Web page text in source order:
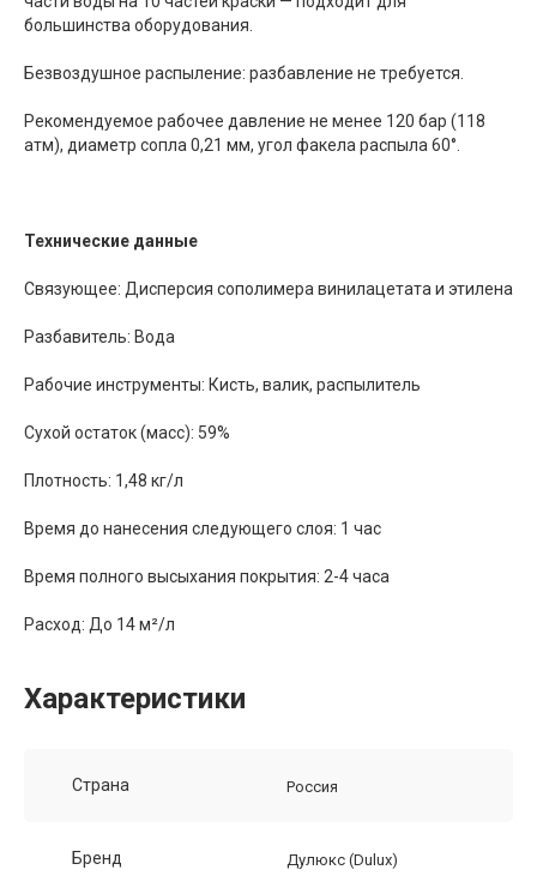
большинства оборудования.
Безвоздушное распыление: разбавление не требуется.
Рекомендуемое рабочее давление не менее 120 бар (118
атм), диаметр сопла 0,21 мм, угол факела распыла 60°.
Технические данные
Связующее: Дисперсия сополимера винилацетата и этилена
Разбавитель: Вода
Рабочие инструменты: Кисть, валик, распылитель
Сухой остаток (масс): 59%
Плотность: 1,48 кг/л
Время до нанесения следующего слоя: 1 час
Время полного высыхания покрытия: 2-4 часа
Расход: До 14 м²/л
Характеристики
Страна Россия
Бренд Дулюкс (Dulux)